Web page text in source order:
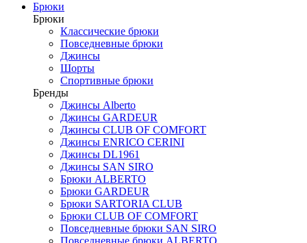
Брюки
Брюки
Классические брюки
Повседневные брюки
Джинсы
Шорты
Спортивные брюки
Бренды
Джинсы Alberto
Джинсы GARDEUR
Джинсы CLUB OF COMFORT
Джинсы ENRICO CERINI
Джинсы DL1961
Джинсы SAN SIRO
Брюки ALBERTO
Брюки GARDEUR
Брюки SARTORIA CLUB
Брюки CLUB OF COMFORT
Повседневные брюки SAN SIRO